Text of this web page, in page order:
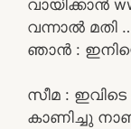
വായിക്കാൻ
വന്നാൽ മതി
ഞാൻ :
സീമ :
കാണിച്ചു